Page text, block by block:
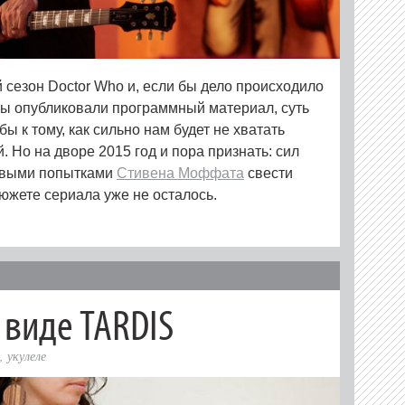
Doctor Who и, если бы дело происходило
опубликовали программный материал, суть
к тому, как сильно нам будет не хватать
Но на дворе 2015 год и пора признать: сил
попытками Стивена Моффата свести
сериала уже не осталось.
TARDIS
, укулеле